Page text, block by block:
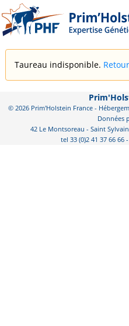
Taureau indisponible. Retour
© 2026 Prim'Holstein France -
Données
42 Le Montsoreau - Saint
tel 33 (0)2 41 37 66